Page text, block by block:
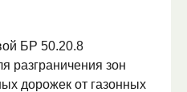
БР 50.20.8
разграничения зон
дорожек от газонных